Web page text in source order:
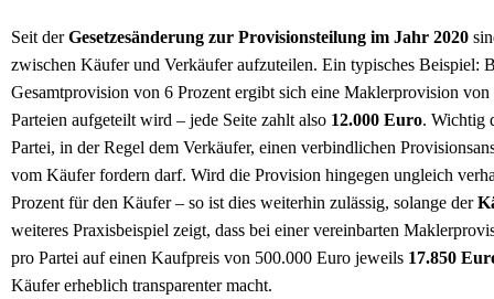
Seit derGesetzesänderung zur Provisionsteilung im Jahr 2020
zwischen Käufer und Verkäufer aufzuteilen. Ein typisches Beispiel:
Gesamtprovision von 6 Prozent ergibt sich eine Maklerprovision
Parteien aufgeteilt wird – jede Seite zahlt also 12.000 Euro. Wichtig
Partei, in der Regel dem Verkäufer, einen verbindlichen
vom Käufer fordern darf. Wird die Provision hingegen ungleich
Prozent für den Käufer – so ist dies weiterhin zulässig, solange der
weiteres Praxisbeispiel zeigt, dass bei einer vereinbarten
pro Partei auf einen Kaufpreis von 500.000 Euro jeweils 17.850
Käufer erheblich transparenter macht.